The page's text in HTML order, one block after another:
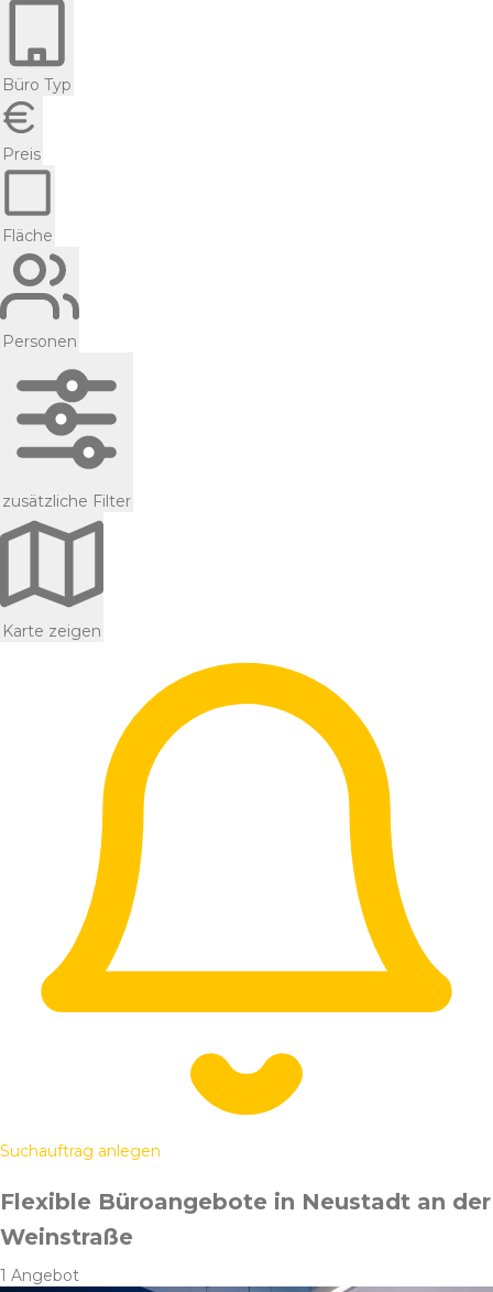
Büro Typ
Preis
Fläche
Personen
zusätzliche Filter
Karte zeigen
Suchauftrag anlegen
Flexible Büroangebote in Neustadt an der
Weinstraße
1 Angebot